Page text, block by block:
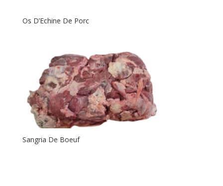
Os D’Echine De Porc
Sangria De Boeuf